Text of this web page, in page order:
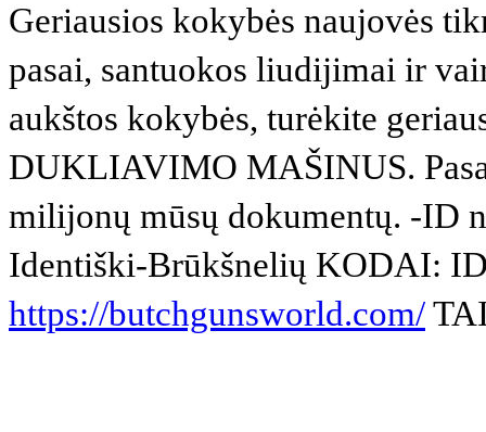
Geriausios kokybės naujovės
pasai, santuokos liudijimai ir
aukštos kokybės, turėkite
DUKLIAVIMO MAŠINUS.
milijonų mūsų dokumentų. -ID
Identiški-Brūkšnelių KODAI:
https://butchgunsworld.com/